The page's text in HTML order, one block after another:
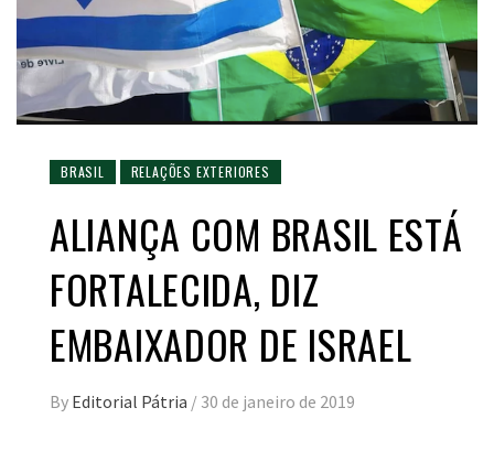
BRASIL RELAÇÕES EXTERIORES
ALIANÇA COM BRASIL ESTÁ
FORTALECIDA, DIZ
EMBAIXADOR DE ISRAEL
By Editorial Pátria / 30 de janeiro de 2019